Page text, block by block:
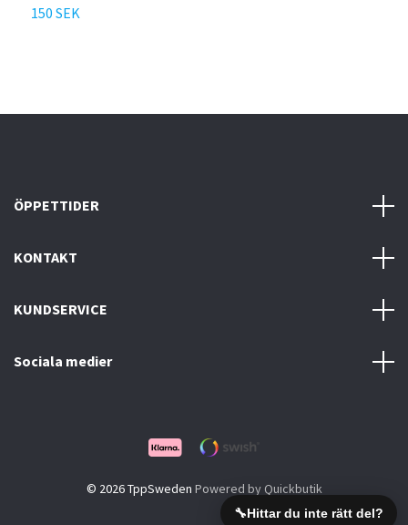
🔧Hittar du inte rätt del?
150 SEK
ÖPPETTIDER
KONTAKT
KUNDSERVICE
Sociala medier
© 2026 TppSweden Powered by Quickbutik